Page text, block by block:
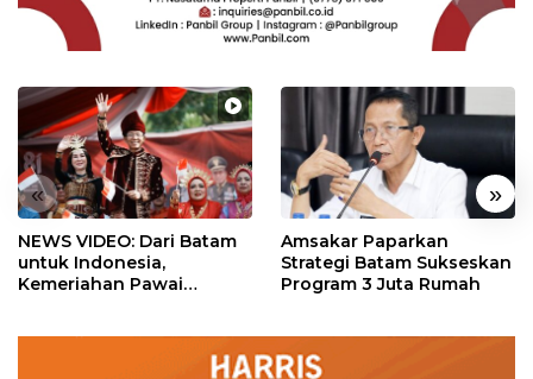
« »
NEWS VIDEO: Dari Batam
untuk Indonesia,
Kemeriahan Pawai
Amsakar Paparkan
Strategi Batam Sukseskan
Program 3 Juta Rumah